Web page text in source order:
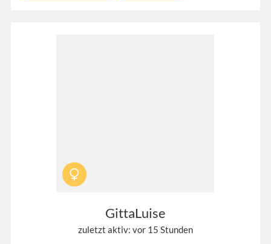
GittaLuise
zuletzt aktiv: vor 15 Stunden